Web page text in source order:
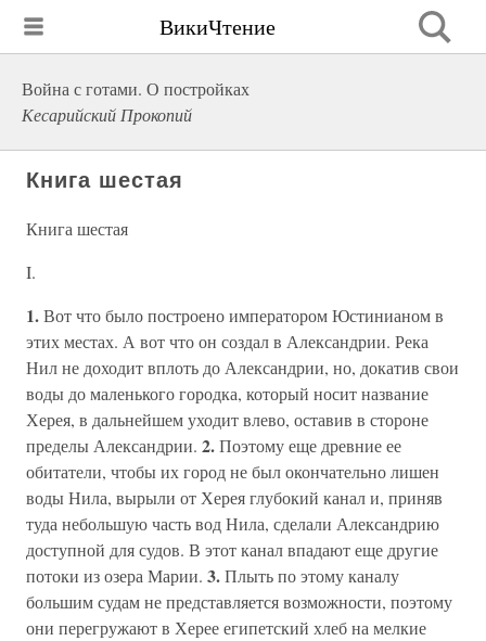
ВикиЧтение
Война с готами. О постройках
Кесарийский Прокопий
Книга шестая
Книга шестая
I.
1.Вот что было построено императором Юстинианом в
этих местах. А вот что он создал в Александрии. Река
Нил не доходит вплоть до Александрии, но, докатив свои
воды до маленького городка, который носит название
Херея, в дальнейшем уходит влево, оставив в стороне
пределы Александрии. 2.Поэтому еще древние ее
обитатели, чтобы их город не был окончательно лишен
воды Нила, вырыли от Херея глубокий канал и, приняв
туда небольшую часть вод Нила, сделали Александрию
доступной для судов. В этот канал впадают еще другие
потоки из озера Марии. 3.Плыть по этому каналу
большим судам не представляется возможности, поэтому
они перегружают в Херее египетский хлеб на мелкие